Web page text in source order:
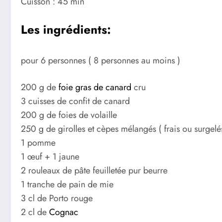
Les ingrédients:
pour 6 personnes ( 8 personnes au moins )
200 g defoie gras de canard cru
3 cuisses de confit de canard
200 g de foies de volaille
250 g de girolles et cèpes mélangés ( frais ou
1 pomme
1 œuf + 1 jaune
2 rouleaux de pâte feuilletée pur beurre
1 tranche de pain de mie
3 cl de Porto rouge
2 cl deCognac